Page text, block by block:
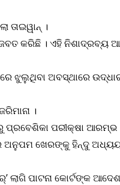
ତାଇୱାନ୍ ।
କରିଛି । ଏହି ନିଶାଦ୍ରବ୍ୟ
ଝୁଲୁଥିବା ଅବସ୍ଥାରେ
।
ପରୀକ୍ଷା ଆରମ୍ଭ
ଅନୁପମ ଖେରଙ୍କୁ ହିନ୍ଦୁ
ପାଟନା କୋର୍ଟଙ୍କ